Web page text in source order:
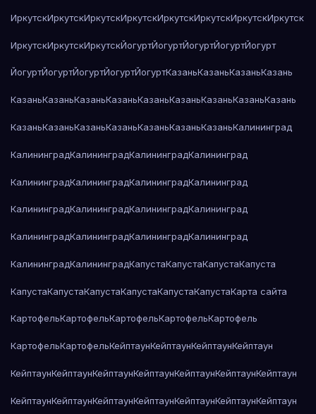
ИркутскИркутскИркутскИркутскИркутскИркутскИркутскИркутск
ИркутскИркутскИркутскЙогуртЙогуртЙогуртЙогуртЙогурт
ЙогуртЙогуртЙогуртЙогуртЙогуртКазаньКазаньКазаньКазань
КазаньКазаньКазаньКазаньКазаньКазаньКазаньКазаньКазань
КазаньКазаньКазаньКазаньКазаньКазаньКазаньКалининград
КалининградКалининградКалининградКалининград
КалининградКалининградКалининградКалининград
КалининградКалининградКалининградКалининград
КалининградКалининградКалининградКалининград
КалининградКалининградКапустаКапустаКапустаКапуста
КапустаКапустаКапустаКапустаКапустаКапустаКарта сайта
КартофельКартофельКартофельКартофельКартофель
КартофельКартофельКейптаунКейптаунКейптаунКейптаун
КейптаунКейптаунКейптаунКейптаунКейптаунКейптаунКейптаун
КейптаунКейптаунКейптаунКейптаунКейптаунКейптаунКейптаун